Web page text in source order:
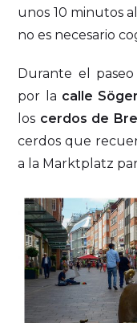
unos 10 minutos
no es necesario
Durante el
por la calle
los cerdos de
cerdos que
a la Marktplatz